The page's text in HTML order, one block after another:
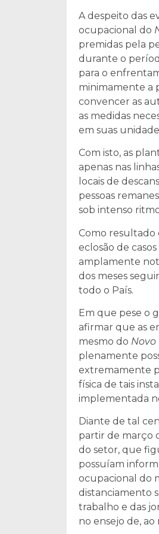
A despeito das
ocupacional do
premidas pela
durante o
para o
minimamente a
convencer as
as medidas
em suas
Com isto, as
apenas nas
locais de
pessoas
sob intenso
Como resultado
eclosão de
amplamente
dos meses
todo o País.
Em que pese o
afirmar que as
mesmo do Novo
plenamente
extremamente
física de tais
implementada
Diante de tal
partir de março
do setor, que
possuíam
ocupacional do
distanciamento
trabalho e das
no ensejo de, ao